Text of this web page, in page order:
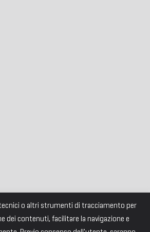
o altri strumenti di tracciamento per
dei contenuti, facilitare la navigazione e